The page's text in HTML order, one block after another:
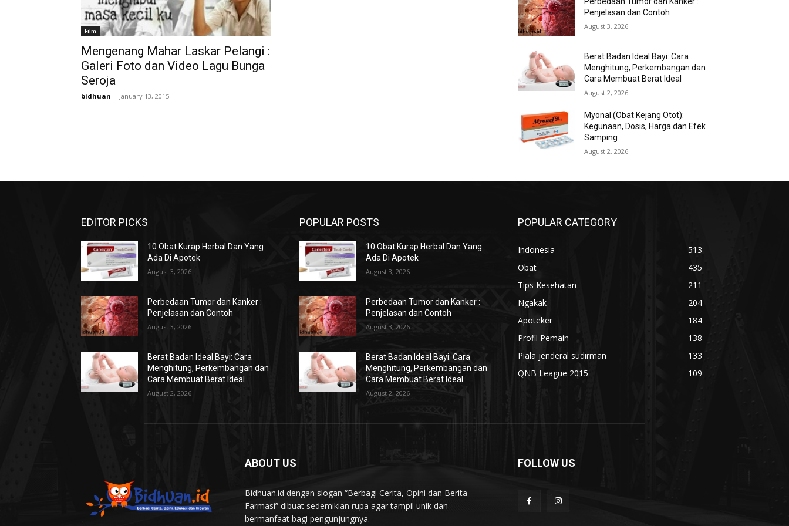
Film
Mengenang Mahar Laskar Pelangi :
Galeri Foto dan Video Lagu Bunga
Seroja
bidhuan - January 13, 2015
Penjelasan dan Contoh
August 3, 2026
Berat Badan Ideal Bayi: Cara
Menghitung, Perkembangan dan
Cara Membuat Berat Ideal
August 2, 2026
Myonal (Obat Kejang Otot):
Kegunaan, Dosis, Harga dan Efek
Samping
August 2, 2026
EDITOR PICKS
10 Obat Kurap Herbal Dan Yang
Ada Di Apotek
August 3, 2026
Perbedaan Tumor dan Kanker :
Penjelasan dan Contoh
August 3, 2026
Berat Badan Ideal Bayi: Cara
Menghitung, Perkembangan dan
Cara Membuat Berat Ideal
August 2, 2026
POPULAR POSTS
10 Obat Kurap Herbal Dan Yang
Ada Di Apotek
August 3, 2026
Perbedaan Tumor dan Kanker :
Penjelasan dan Contoh
August 3, 2026
Berat Badan Ideal Bayi: Cara
Menghitung, Perkembangan dan
Cara Membuat Berat Ideal
August 2, 2026
POPULAR CATEGORY
Indonesia
513
Obat
435
Tips Kesehatan
211
Ngakak
204
Apoteker
184
Profil Pemain
138
Piala jenderal sudirman
133
QNB League 2015
109
ABOUT US
Bidhuan.id dengan slogan “Berbagi Cerita, Opini dan Berita
Farmasi” dibuat sedemikian rupa agar tampil unik dan
bermanfaat bagi pengunjungnya.
FOLLOW US